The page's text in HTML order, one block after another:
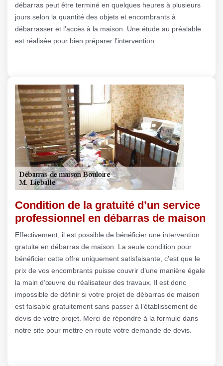
débarras peut être terminé en quelques heures à plusieurs
jours selon la quantité des objets et encombrants à
débarrasser et l’accès à la maison. Une étude au préalable
est réalisée pour bien préparer l’intervention.
Condition de la gratuité d’un service
professionnel en débarras de maison
Effectivement, il est possible de bénéficier une intervention
gratuite en débarras de maison. La seule condition pour
bénéficier cette offre uniquement satisfaisante, c’est que le
prix de vos encombrants puisse couvrir d’une manière égale
la main d’œuvre du réalisateur des travaux. Il est donc
impossible de définir si votre projet de débarras de maison
est faisable gratuitement sans passer à l’établissement de
devis de votre projet. Merci de répondre à la formule dans
notre site pour mettre en route votre demande de devis.